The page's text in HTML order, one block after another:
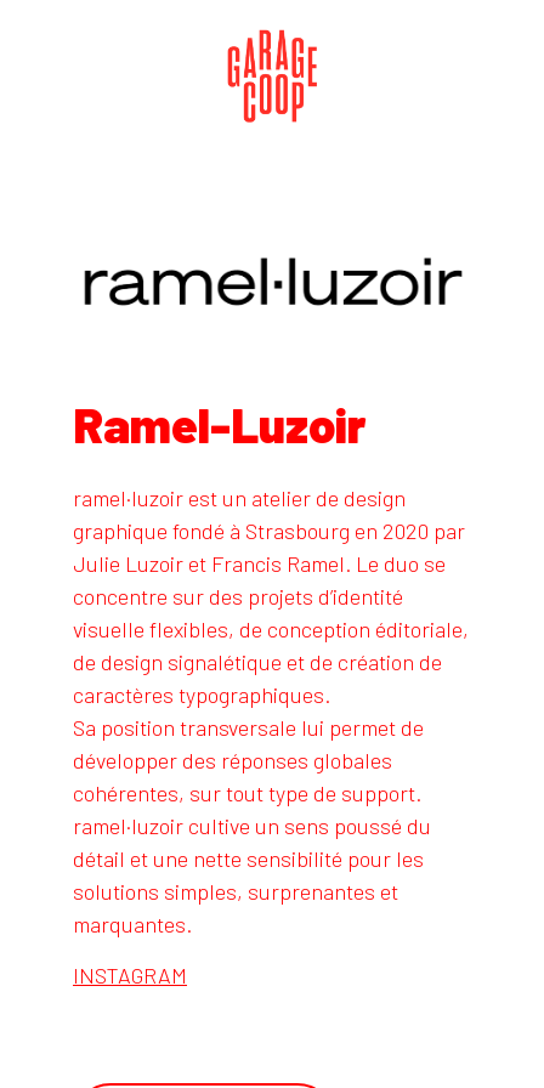
Ramel-Luzoir
ramel·luzoir est un atelier de design
graphique fondé à Strasbourg en 2020 par
Julie Luzoir et Francis Ramel. Le duo se
concentre sur des projets d’identité
visuelle flexibles, de conception éditoriale,
de design signalétique et de création de
caractères typographiques.
Sa position transversale lui permet de
développer des réponses globales
cohérentes, sur tout type de support.
ramel·luzoir cultive un sens poussé du
détail et une nette sensibilité pour les
solutions simples, surprenantes et
marquantes.
INSTAGRAM